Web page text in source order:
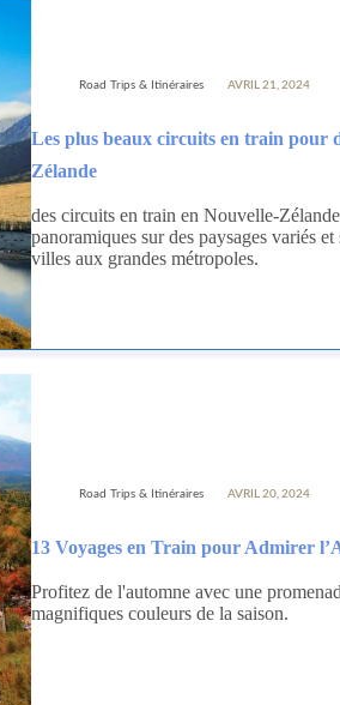
Road Trips & Itinéraires AVRIL 21, 2024
Les plus beaux circuits en train pour
Zélande
des circuits en train en Nouvelle-
panoramiques sur des paysages variés
villes aux grandes métropoles.
Road Trips & Itinéraires AVRIL 20, 2024
13 Voyages en Train pour Admirer
Profitez de l'automne avec une
magnifiques couleurs de la saison.